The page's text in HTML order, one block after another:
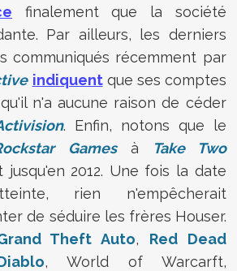
finalement que la société
Par ailleurs, les derniers
communiqués récemment par
indiquentque ses comptes
n'a aucune raison de céder
. Enfin, notons que le
Gamesà
Take Two
2012. Une fois la date
rien n'empêcherait
de séduire les frères Houser.
Theft Auto, Red Dead
, World of Warcarft,